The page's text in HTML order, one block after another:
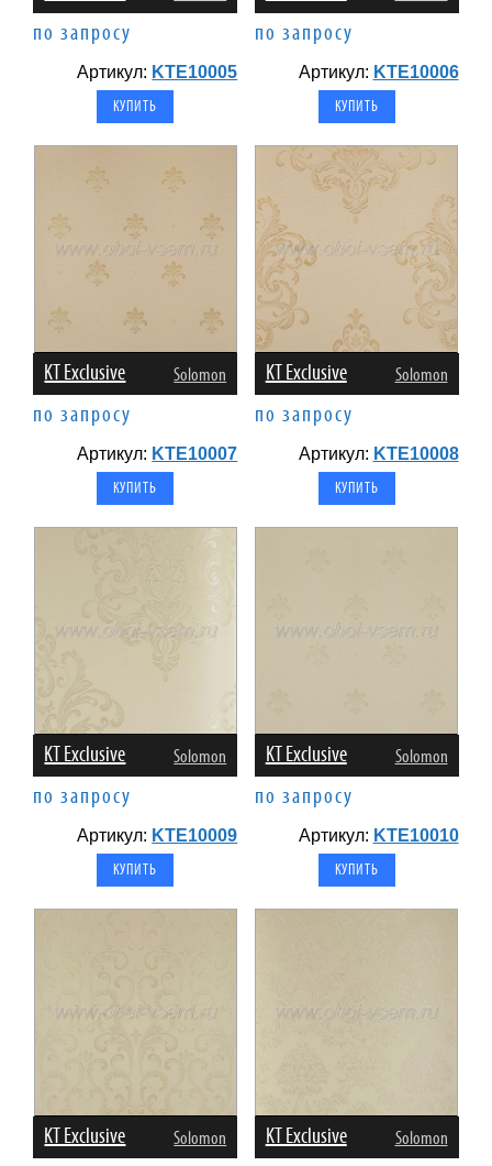
по запросу
Артикул: KTE10005
по запросу
Артикул: KTE10006
KT Exclusive Solomon
по запросу
Артикул: KTE10007
KT Exclusive Solomon
по запросу
Артикул: KTE10008
KT Exclusive Solomon
по запросу
Артикул: KTE10009
KT Exclusive Solomon
по запросу
Артикул: KTE10010
KT Exclusive Solomon KT Exclusive Solomon